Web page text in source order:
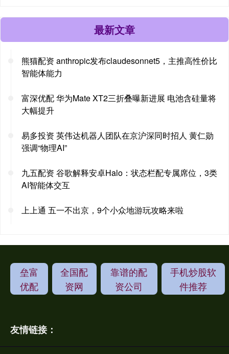
最新文章
熊猫配资 anthropic发布claudesonnet5，主推高性价比
智能体能力
富深优配 华为Mate XT2三折叠曝新进展 电池含硅量将
大幅提升
易多投资 英伟达机器人团队在京沪深同时招人 黄仁勋
强调“物理AI”
九五配资 谷歌解释安卓Halo：状态栏配专属席位，3类
AI智能体交互
上上通 五一不出京，9个小众地游玩攻略来啦
垒富
优配
全国配
资网
靠谱的配
资公司
手机炒股软
件推荐
友情链接：